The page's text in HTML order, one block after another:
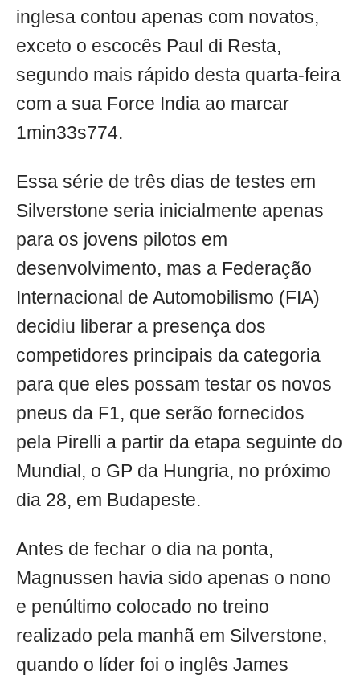
inglesa contou apenas com novatos,
exceto o escocês Paul di Resta,
segundo mais rápido desta quarta-feira
com a sua Force India ao marcar
1min33s774.
Essa série de três dias de testes em
Silverstone seria inicialmente apenas
para os jovens pilotos em
desenvolvimento, mas a Federação
Internacional de Automobilismo (FIA)
decidiu liberar a presença dos
competidores principais da categoria
para que eles possam testar os novos
pneus da F1, que serão fornecidos
pela Pirelli a partir da etapa seguinte do
Mundial, o GP da Hungria, no próximo
dia 28, em Budapeste.
Antes de fechar o dia na ponta,
Magnussen havia sido apenas o nono
e penúltimo colocado no treino
realizado pela manhã em Silverstone,
quando o líder foi o inglês James